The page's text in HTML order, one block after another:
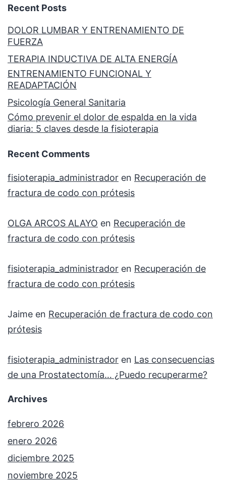
Recent Posts
DOLOR LUMBAR Y ENTRENAMIENTO DE
FUERZA
TERAPIA INDUCTIVA DE ALTA ENERGÍA
ENTRENAMIENTO FUNCIONAL Y
READAPTACIÓN
Psicología General Sanitaria
Cómo prevenir el dolor de espalda en la vida
diaria: 5 claves desde la fisioterapia
Recent Comments
fisioterapia_administrador en Recuperación de
fractura de codo con prótesis
OLGA ARCOS ALAYO en Recuperación de
fractura de codo con prótesis
fisioterapia_administrador en Recuperación de
fractura de codo con prótesis
Jaime en Recuperación de fractura de codo con
prótesis
fisioterapia_administrador en Las consecuencias
de una Prostatectomía… ¿Puedo recuperarme?
Archives
febrero 2026
enero 2026
diciembre 2025
noviembre 2025